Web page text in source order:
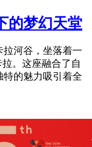
的梦幻天堂
河谷，坐落着一
。这座融合了自
的魅力吸引着全